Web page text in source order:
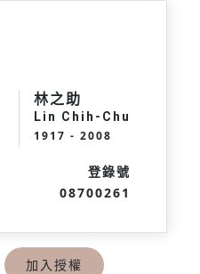
林之助
Lin Chih-Chu
1917 - 2008
登錄號
08700261
加入授權